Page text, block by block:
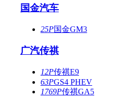
国金汽车
25P国金GM3
广汽传祺
12P传祺E9
63PGS4 PHEV
1769P传祺GA5